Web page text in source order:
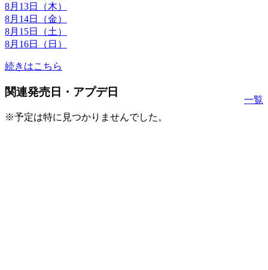
8月13日（木）
8月14日（金）
8月15日（土）
8月16日（日）
続きはこちら
一覧
関連発売日・アプデ日
※予定は特に見つかりませんでした。